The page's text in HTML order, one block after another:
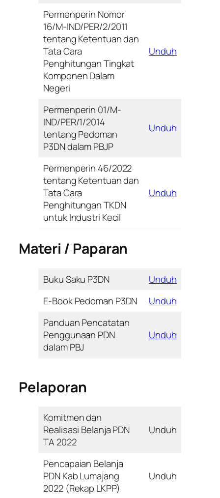
Permenperin Nomor
16/M-IND/PER/2/2011
tentang Ketentuan dan
Tata Cara
Penghitungan Tingkat
Komponen Dalam
Negeri
Unduh
Permenperin 01/M-
IND/PER/1/2014
tentang Pedoman
P3DN dalam PBJP
Unduh
Permenperin 46/2022
tentang Ketentuan dan
Tata Cara
Penghitungan TKDN
untuk Industri Kecil
Unduh
Materi / Paparan
Buku Saku P3DN
Unduh
E-Book Pedoman P3DN
Unduh
Panduan Pencatatan
Penggunaan PDN
dalam PBJ
Unduh
Pelaporan
Komitmen dan
Realisasi Belanja PDN
TA 2022
Unduh
Pencapaian Belanja
PDN Kab Lumajang
2022 (Rekap LKPP)
Unduh